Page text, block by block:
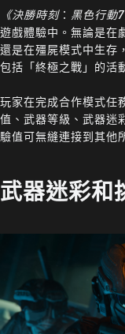
《決勝時刻： 黑色行動7
遊戲體驗中。無論是在
還是在殭屍模式中生存
包括「終極之戰」的活
玩家在完成合作模式任
值、武器等級、武器迷
驗值可無縫連接到其他
武器迷彩和